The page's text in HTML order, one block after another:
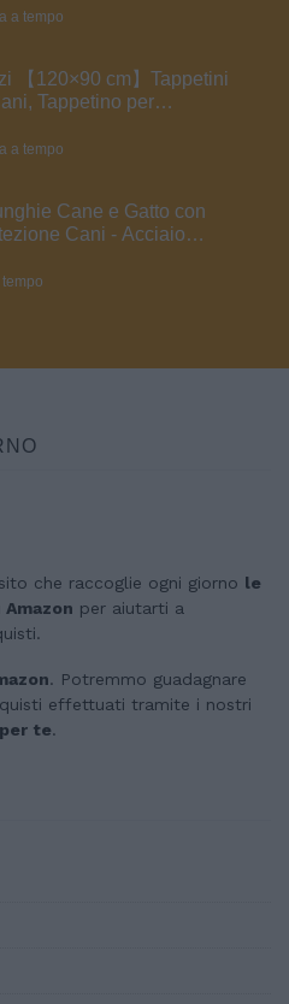
Defaticante e
a tempo
【120×90 cm】Tappetini
Tappetino per
Prova di Perdite, Ideale per
a tempo
Cane e Gatto con
Cani - Acciaio
che raccoglie ogni giorno le
per aiutarti a
. Potremmo guadagnare
effettuati tramite i nostri
te.